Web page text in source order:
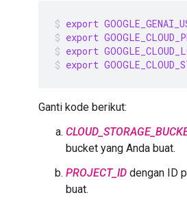
export
export
export
export
Ganti kode berikut:
bucket yang Anda buat.
PROJECT_ID dengan ID
buat.